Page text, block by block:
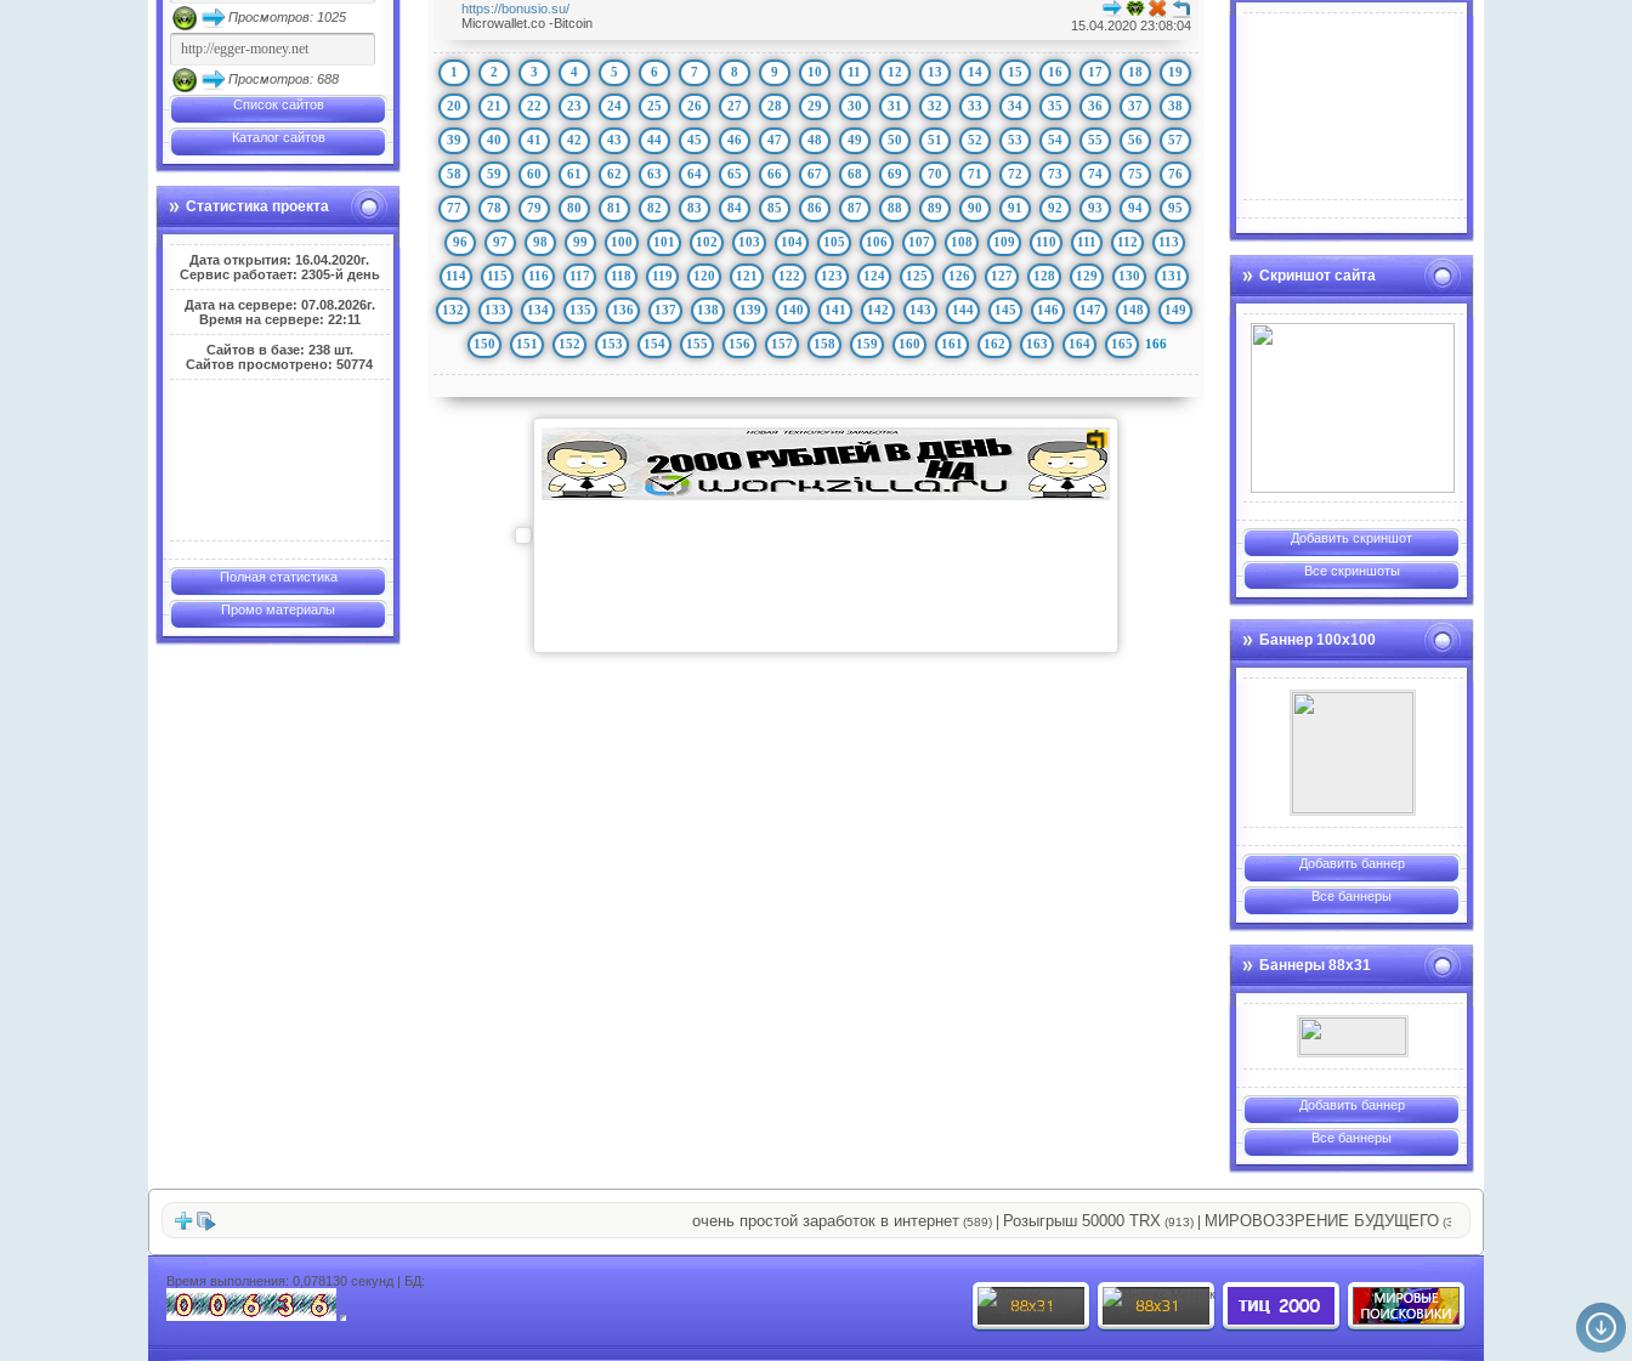
Просмотров: 1025
Просмотров: 688
Список сайтов
Каталог сайтов
Статистика проекта
Дата открытия: 16.04.2020г.
Сервис работает: 2305-й день
Дата на сервере: 07.08.2026г.
Время на сервере: 22:11
Сайтов в базе: 238 шт.
Сайтов просмотрено: 50774
Полная статистика
Промо материалы
Скриншот сайта
Добавить скриншот
Все скриншоты
Баннер 100х100
Добавить баннер
Все баннеры
Баннеры 88х31
Добавить баннер
Все баннеры
https://bonusio.su/
Microwallet.co -Bitcoin
15.04.2020 23:08:04
1 2 3 4 5 6 7 8 9 10 11 12 13 14 15 16 17 18 19
20 21 22 23 24 25 26 27 28 29 30 31 32 33 34 35 36 37 38
39 40 41 42 43 44 45 46 47 48 49 50 51 52 53 54 55 56 57
58 59 60 61 62 63 64 65 66 67 68 69 70 71 72 73 74 75 76
77 78 79 80 81 82 83 84 85 86 87 88 89 90 91 92 93 94 95
96 97 98 99 100 101 102 103 104 105 106 107 108 109 110 111 112 113
114 115 116 117 118 119 120 121 122 123 124 125 126 127 128 129 130 131
132 133 134 135 136 137 138 139 140 141 142 143 144 145 146 147 148 149
150 151 152 153 154 155 156 157 158 159 160 161 162 163 164 165 166
очень простой заработок в интернет(589) |Розыгрыш 50000 TRX (913) |МИРОВОЗЗРЕНИЕ БУДУЩЕГО(338) |
Время выполнения: 0,078130 секунд | БД: